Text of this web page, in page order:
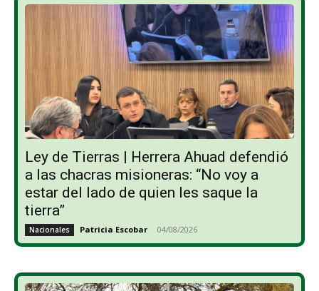
Ley de Tierras | Herrera Ahuad defendió
a las chacras misioneras: “No voy a
estar del lado de quien les saque la
tierra”
Nacionales Patricia Escobar - 04/08/2026